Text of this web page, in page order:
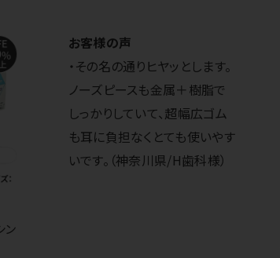
ン
お客様の声
・その名の通りヒヤッとします。
ノーズピースも金属＋樹脂で
しっかりしていて、超幅広ゴム
も耳に負担なくとても使いやす
いです。（神奈川県/H歯科様）